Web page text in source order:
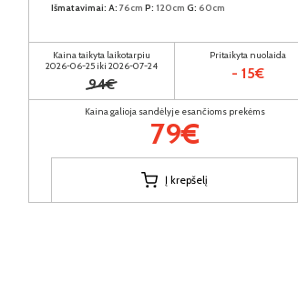
Išmatavimai: A: 76cm P: 120cm G: 60cm
Kaina taikyta laikotarpiu
2026-06-25 iki 2026-07-24
94€
Pritaikyta nuolaida
- 15€
Kaina galioja sandėlyje esančioms prekėms
79€
Į krepšelį